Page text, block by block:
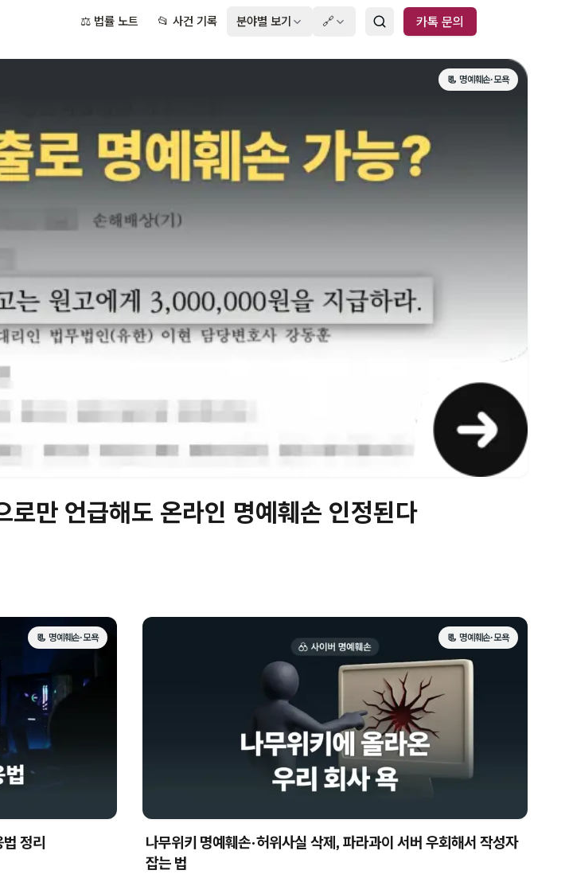
⚖️ 법률 노트 📂 사건 기록 분야별 보기 🔗 카톡 문의
📃 명예훼손·모욕
로만 언급해도 온라인 명예훼손 인정된다
📃 명예훼손·모욕
정리
📃 명예훼손·모욕
나무위키 명예훼손·허위사실 삭제, 파라과이 서버 우회해서 작성자
잡는 법